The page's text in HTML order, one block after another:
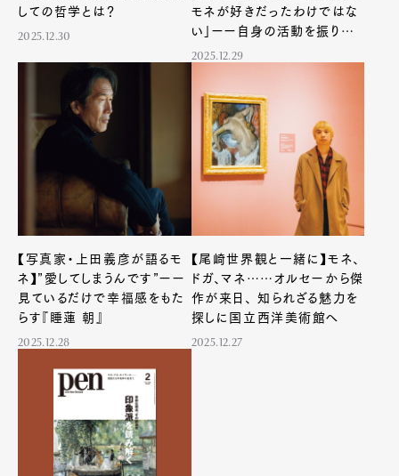
Art&DesignWatch
しての哲学とは？
2025.12.30
モネが好きだったわけではな
い」ーー自身の活動を振り返
って気づいた「睡蓮』の魅力
2025.12.29
【写真家・上田義彦が語るモ
ネ】”愛してしまうんです”ーー
見ているだけで幸福感をもた
らす『睡蓮 朝』
2025.12.28
【尾崎世界観と一緒に】モネ、
ドガ、マネ……オルセーから傑
作が来日、 知られざる魅力を
探しに国立西洋美術館へ
2025.12.27